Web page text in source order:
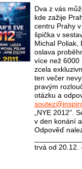
Dva z vás
kde zažije
centru Prahy
špička v
Michal Poliak,
oslava
více než 6000
zcela
ten večer
pravým
otázku a
„NYE 2012".
v den konání
Odpověď
trvá od